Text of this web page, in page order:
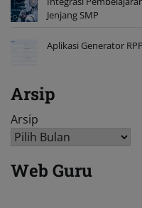
Jenjang SMP
Aplikasi Generator
Arsip
Arsip
Web Guru